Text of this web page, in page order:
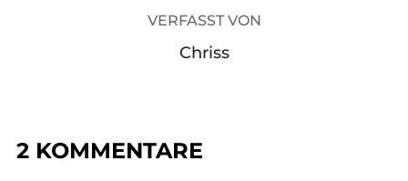
VERFASST VON
Chriss
2 KOMMENTARE